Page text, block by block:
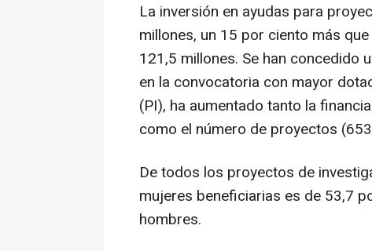
La inversión en ayudas para
millones, un 15 por ciento más
121,5 millones. Se han concedido
en la convocatoria con mayor
(PI), ha aumentado tanto la
como el número de proyectos
De todos los proyectos de
mujeres beneficiarias es de 53,7
hombres.